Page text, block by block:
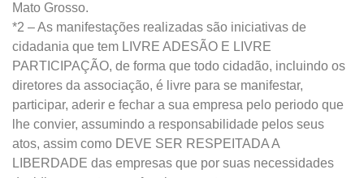
Mato Grosso.
*2 – As manifestações realizadas são iniciativas de
cidadania que tem LIVRE ADESÃO E LIVRE
PARTICIPAÇÃO, de forma que todo cidadão, incluindo os
diretores da associação, é livre para se manifestar,
participar, aderir e fechar a sua empresa pelo periodo que
lhe convier, assumindo a responsabilidade pelos seus
atos, assim como DEVE SER RESPEITADA A
LIBERDADE das empresas que por suas necessidades